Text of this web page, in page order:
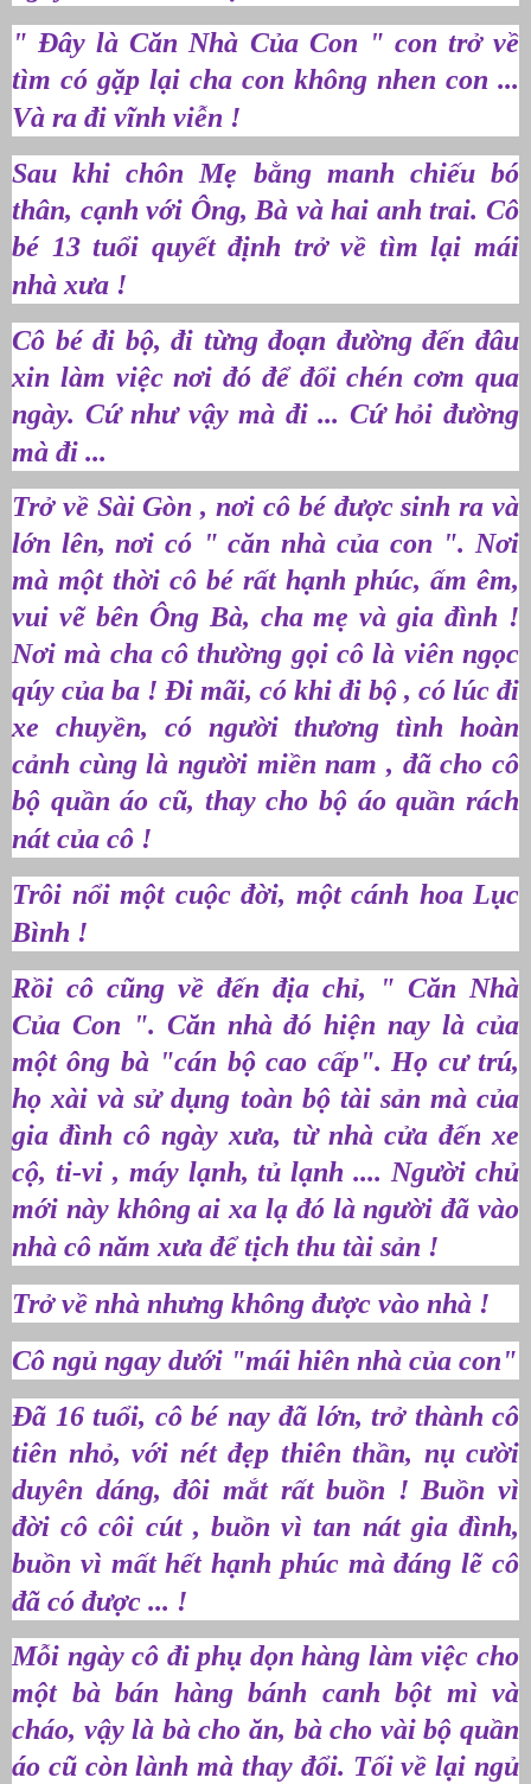
" Đây là Căn Nhà Của Con " con trở về
tìm có gặp lại cha con không nhen con ...
Và ra đi vĩnh viễn !
Sau khi chôn Mẹ bằng manh chiếu bó
thân, cạnh với Ông, Bà và hai anh trai. Cô
bé 13 tuổi quyết định trở về tìm lại mái
nhà xưa !
Cô bé đi bộ, đi từng đoạn đường đến đâu
xin làm việc nơi đó để đổi chén cơm qua
ngày. Cứ như vậy mà đi ... Cứ hỏi đường
mà đi ...
Trở về Sài Gòn , nơi cô bé được sinh ra và
lớn lên, nơi có " căn nhà của con ". Nơi
mà một thời cô bé rất hạnh phúc, ấm êm,
vui vẽ bên Ông Bà, cha mẹ và gia đình !
Nơi mà cha cô thường gọi cô là viên ngọc
qúy của ba ! Đi mãi, có khi đi bộ , có lúc đi
xe chuyền, có người thương tình hoàn
cảnh cùng là người miền nam , đã cho cô
bộ quần áo cũ, thay cho bộ áo quần rách
nát của cô !
Trôi nổi một cuộc đời, một cánh hoa Lục
Bình !
Rồi cô cũng về đến địa chỉ, " Căn Nhà
Của Con ". Căn nhà đó hiện nay là của
một ông bà "cán bộ cao cấp". Họ cư trú,
họ xài và sử dụng toàn bộ tài sản mà của
gia đình cô ngày xưa, từ nhà cửa đến xe
cộ, ti-vi , máy lạnh, tủ lạnh .... Người chủ
mới này không ai xa lạ đó là người đã vào
nhà cô năm xưa để tịch thu tài sản !
Trở về nhà nhưng không được vào nhà !
Cô ngủ ngay dưới "mái hiên nhà của con"
Đã 16 tuổi, cô bé nay đã lớn, trở thành cô
tiên nhỏ, với nét đẹp thiên thần, nụ cười
duyên dáng, đôi mắt rất buồn ! Buồn vì
đời cô côi cút , buồn vì tan nát gia đình,
buồn vì mất hết hạnh phúc mà đáng lẽ cô
đã có được ... !
Mỗi ngày cô đi phụ dọn hàng làm việc cho
một bà bán hàng bánh canh bột mì và
cháo, vậy là bà cho ăn, bà cho vài bộ quần
áo cũ còn lành mà thay đổi. Tối về lại ngủ